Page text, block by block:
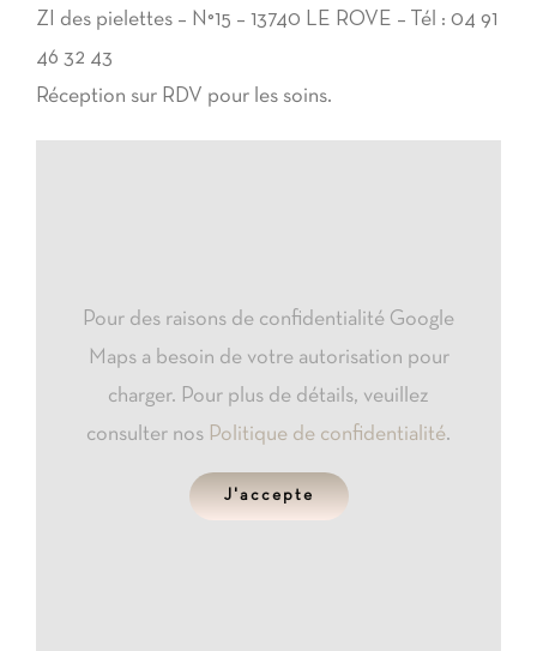
ZI des pielettes – N°15 – 13740 LE ROVE – Tél : 04 91
46 32 43
Réception sur RDV pour les soins.
Pour des raisons de confidentialité Google
Maps a besoin de votre autorisation pour
charger. Pour plus de détails, veuillez
consulter nos Politique de confidentialité.
J'accepte